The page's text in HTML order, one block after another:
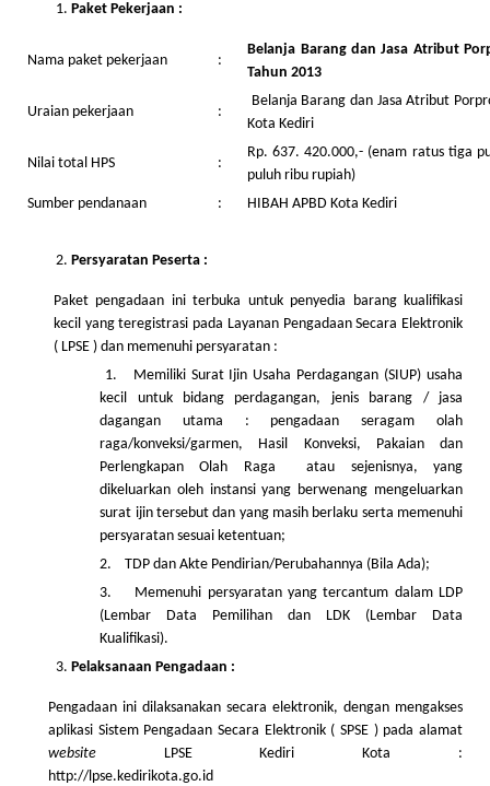
Paket Pekerjaan :
Nama paket pekerjaan :
Belanja Barang dan Jasa
Tahun 2013
Uraian pekerjaan :
Belanja Barang dan Jasa Atribut
Kota Kediri
Nilai total HPS :
Rp. 637. 420.000,- (enam ratus tiga
puluh ribu rupiah)
Sumber pendanaan
: HIBAH APBD Kota Kediri
Persyaratan Peserta :
Paket pengadaan ini terbuka untuk penyedia barang kualifikasi
kecil yang teregistrasi pada Layanan Pengadaan Secara Elektronik
( LPSE ) dan memenuhi persyaratan :
1. Memiliki Surat Ijin Usaha Perdagangan (SIUP) usaha
kecil untuk bidang perdagangan, jenis barang / jasa
dagangan utama : pengadaan seragam olah
raga/konveksi/garmen, Hasil Konveksi, Pakaian dan
Perlengkapan Olah Raga atau sejenisnya, yang
dikeluarkan oleh instansi yang berwenang mengeluarkan
surat ijin tersebut dan yang masih berlaku serta memenuhi
persyaratan sesuai ketentuan;
2. TDP dan Akte Pendirian/Perubahannya (Bila Ada);
3. Memenuhi persyaratan yang tercantum dalam LDP
(Lembar Data Pemilihan dan LDK (Lembar Data
Kualifikasi).
Pelaksanaan Pengadaan :
Pengadaan ini dilaksanakan secara elektronik, dengan mengakses
aplikasi Sistem Pengadaan Secara Elektronik ( SPSE ) pada alamat
websiteLPSE Kediri Kota :
http://lpse.kedirikota.go.id